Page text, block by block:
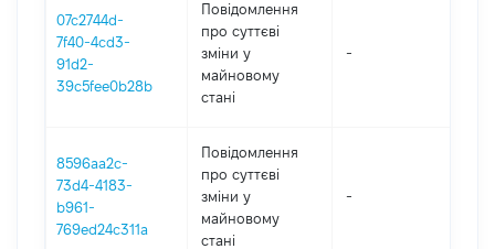
07c2744d-
7f40-4cd3-
91d2-
39c5fee0b28b
Повідомлення
про суттєві
зміни y
майновому
стані
-
8596aa2c-
73d4-4183-
b961-
769ed24c311a
Повідомлення
про суттєві
зміни y
майновому
стані
-